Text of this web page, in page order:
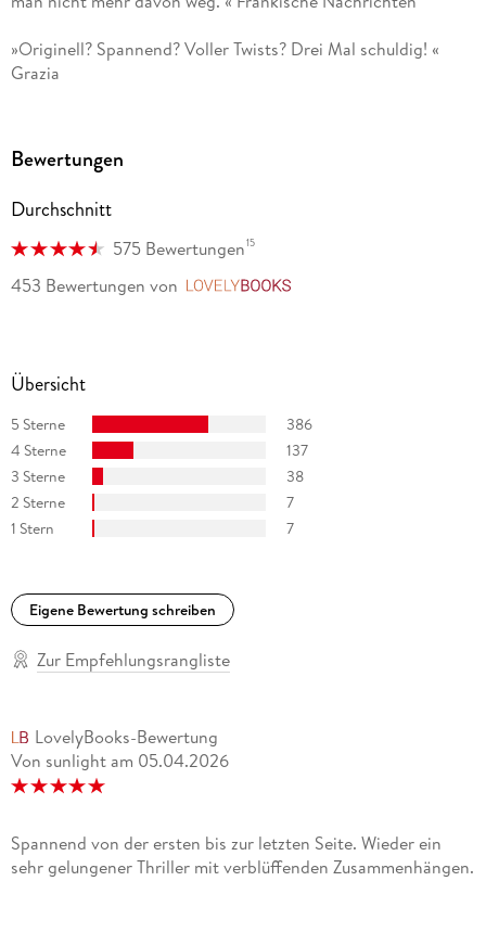
»Originell? Spannend? Voller Twists? Drei Mal schuldig! «
Grazia
Roman, der Steve Cavanagh auch hierzulande berühmt
Bewertungen
Durchschnitt
575 Bewertungen15
453 Bewertungen von
Übersicht
5 Sterne
386
4 Sterne
137
3 Sterne
38
2 Sterne
7
1 Stern
7
Eigene Bewertung schreiben
Zur Empfehlungsrangliste
LovelyBooks-Bewertung
Von sunlight am 05.04.2026
Spannend von der ersten bis zur letzten Seite. Wieder ein
sehr gelungener Thriller mit verblüffenden Zusammenhängen.